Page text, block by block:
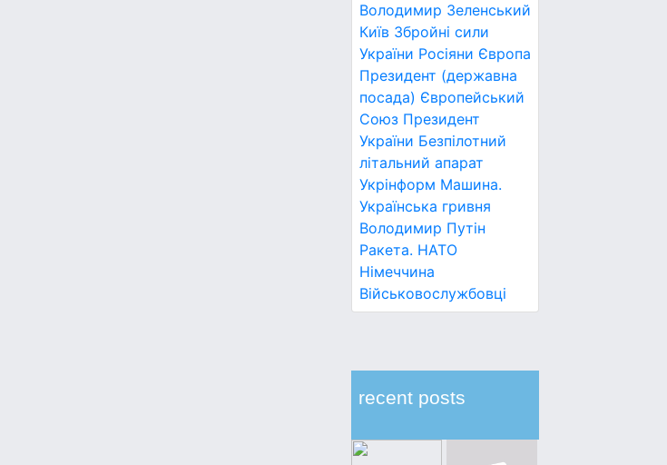
Володимир Зеленський
Київ Збройні сили
України Росіяни Європа
Президент (державна
посада) Європейський
Союз Президент
України Безпілотний
літальний апарат
Укрінформ Машина.
Українська гривня
Володимир Путін
Ракета. НАТО
Німеччина
Військовослужбовці
recent posts